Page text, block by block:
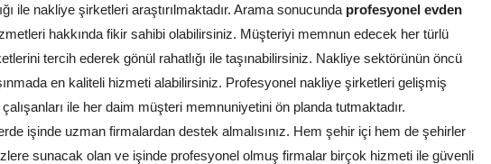
ile nakliye şirketleri araştırılmaktadır. Arama sonucunda profesyonel evden
hakkında fikir sahibi olabilirsiniz. Müşteriyi memnun edecek her türlü
tercih ederek gönül rahatlığı ile taşınabilirsiniz. Nakliye sektörünün öncü
en kaliteli hizmeti alabilirsiniz. Profesyonel nakliye şirketleri gelişmiş
ile her daim müşteri memnuniyetini ön planda tutmaktadır.
işinde uzman firmalardan destek almalısınız. Hem şehir içi hem de şehirler
sunacak olan ve işinde profesyonel olmuş firmalar birçok hizmeti ile güvenli